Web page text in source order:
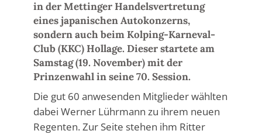
in der Mettinger Handelsvertretung
eines japanischen Autokonzerns,
sondern auch beim Kolping-Karneval-
Club (KKC) Hollage. Dieser startete am
Samstag (19. November) mit der
Prinzenwahl in seine 70. Session.
Die gut 60 anwesenden Mitglieder wählten
dabei Werner Lührmann zu ihrem neuen
Regenten. Zur Seite stehen ihm Ritter